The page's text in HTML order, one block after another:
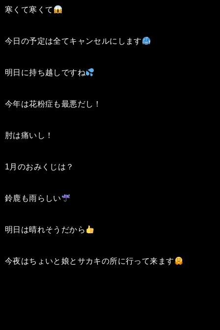
寒くて寒くて
今日の予定は全てキャンセルにします
明日に持ち越しですね
今年は花粉症も最悪だし！
肘は痛いし！
1月のおみくじは？
鈴鹿も雨らしい
明日は晴れそうだから
今夜はちょいと娘とサカキの所に行って来ます